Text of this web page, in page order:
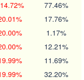
77.46%
17.76%
1.17%
12.21%
11.69%
32.20%